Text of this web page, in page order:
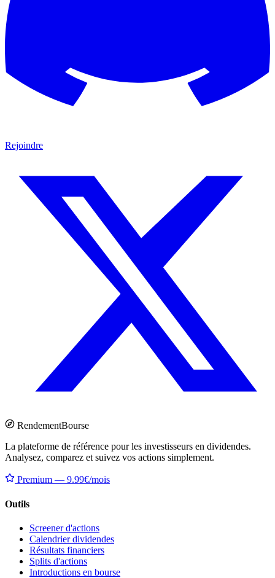
Rejoindre
RendementBourse
La plateforme de référence pour les investisseurs en dividendes.
Analysez, comparez et suivez vos actions simplement.
Premium — 9.99€/mois
Outils
Screener d'actions
Calendrier dividendes
Résultats financiers
Splits d'actions
Introductions en bourse